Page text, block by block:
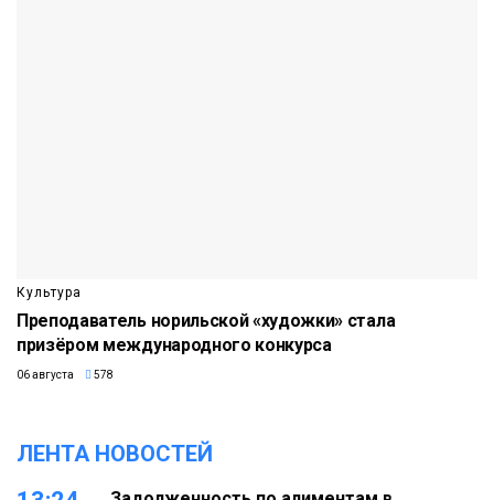
Культура
Преподаватель норильской «художки» стала
призёром международного конкурса
06 августа 578
ЛЕНТА НОВОСТЕЙ